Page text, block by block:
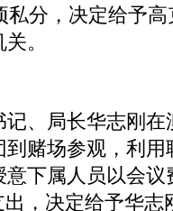
私分，决定给予
。
、局长华志刚在
赌场参观，利
下属人员以会
，决定给予华志